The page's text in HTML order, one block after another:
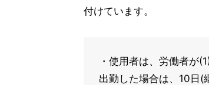
付けています。
・使用者は、労働者が
出勤した場合は、10日(